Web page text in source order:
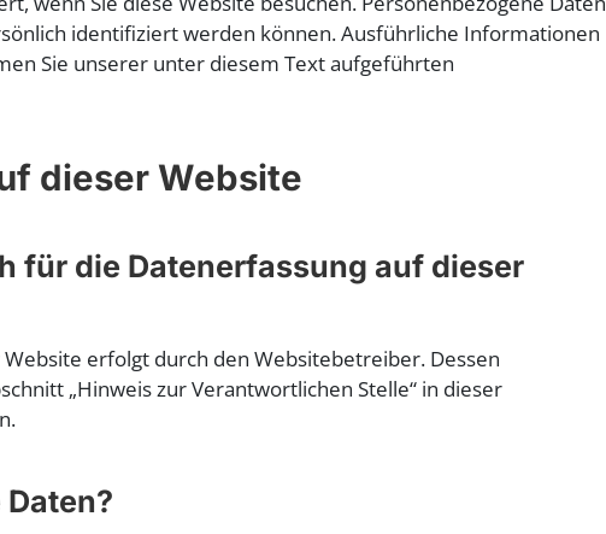
identifiziert werden können. Ausführliche Informationen
Sie unserer unter diesem Text aufgeführten
dieser Website
für die Datenerfassung auf dieser
erfolgt durch den Websitebetreiber. Dessen
„Hinweis zur Verantwortlichen Stelle“ in dieser